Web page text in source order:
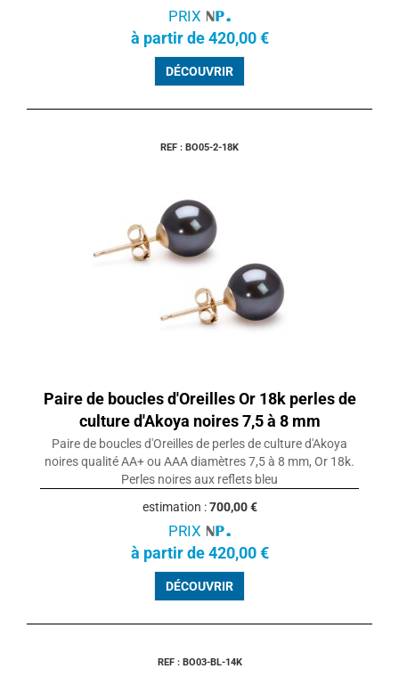
PRIX
à partir de 420,00 €
DÉCOUVRIR
REF : BO05-2-18K
Paire de boucles d'Oreilles Or 18k perles de
culture d'Akoya noires 7,5 à 8 mm
Paire de boucles d'Oreilles de perles de culture d'Akoya
noires qualité AA+ ou AAA diamètres 7,5 à 8 mm, Or 18k.
Perles noires aux reflets bleu
estimation :700,00 €
PRIX
à partir de 420,00 €
DÉCOUVRIR
REF : BO03-BL-14K